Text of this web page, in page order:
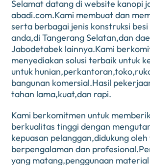
Selamat datang di website kanopi
abadi.com.Kami membuat dan
serta berbagai jenis konstruksi
anda,di Tangerang Selatan,dan
Jabodetabek lainnya.Kami
menyediakan solusi terbaik untuk
untuk
bangunan komersial.Hasil
tahan lama,kuat,dan rapi.
Kami berkomitmen untuk
berkualitas tinggi dengan
kepuasan pelanggan,didukung
berpengalaman dan
yang matang,penggunaan